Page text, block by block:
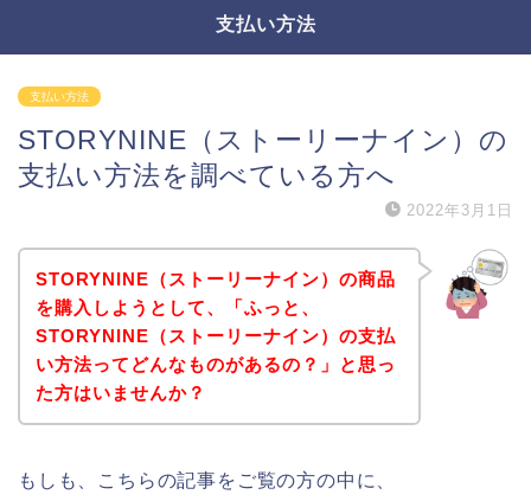
支払い方法
支払い方法
STORYNINE（ストーリーナイン）の
支払い方法を調べている方へ
2022年3月1日
STORYNINE（ストーリーナイン）の商品
を購入しようとして、「ふっと、
STORYNINE（ストーリーナイン）の支払
い方法ってどんなものがあるの？」と思っ
た方はいませんか？
もしも、こちらの記事をご覧の方の中に、